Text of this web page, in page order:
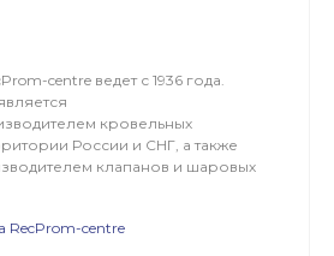
centre ведет с 1936 года.
кровельных
России и СНГ, а также
клапанов и шаровых
RecProm-centre